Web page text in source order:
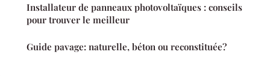
Installateur de panneaux photovoltaïques : conseils
pour trouver le meilleur
Guide pavage: naturelle, béton ou reconstituée?